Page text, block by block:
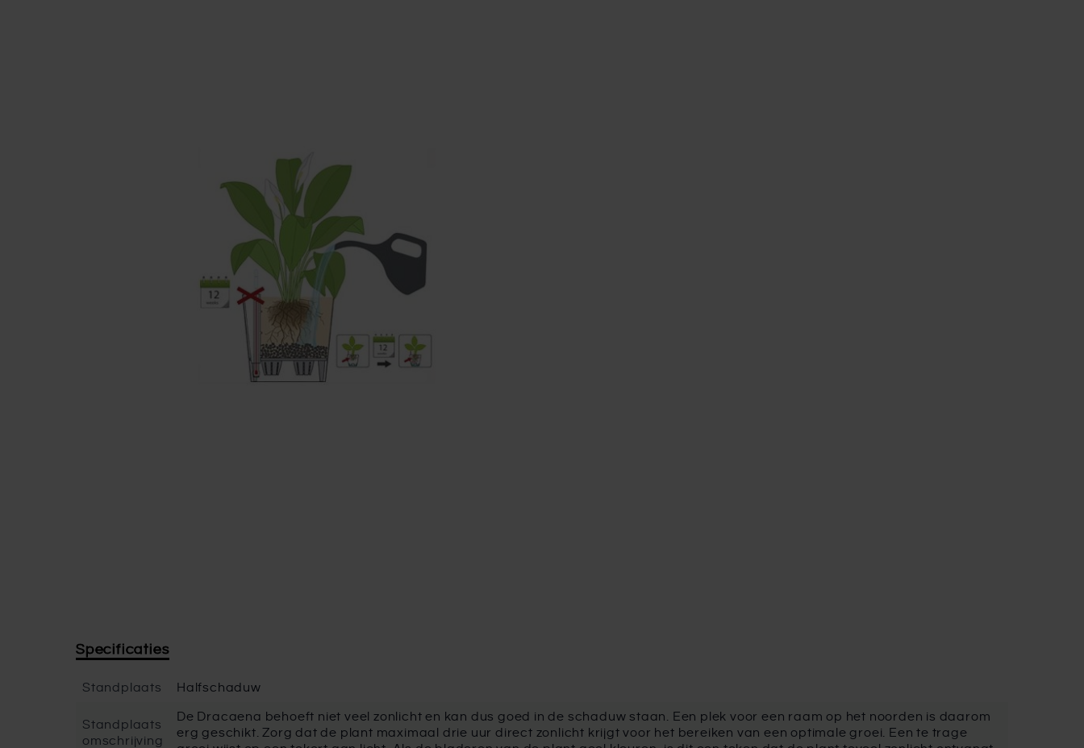
Specificaties
Standplaats Halfschaduw
Standplaats
omschrijving
De Dracaena behoeft niet veel zonlicht en kan dus goed in de schaduw staan. Een plek voor een raam op het noorden is daarom
erg geschikt. Zorg dat de plant maximaal drie uur direct zonlicht krijgt voor het bereiken van een optimale groei. Een te trage